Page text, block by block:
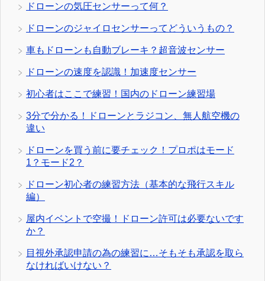
ドローンの気圧センサーって何？
ドローンのジャイロセンサーってどういうもの？
車もドローンも自動ブレーキ？超音波センサー
ドローンの速度を認識！加速度センサー
初心者はここで練習！国内のドローン練習場
3分で分かる！ドローンとラジコン、無人航空機の
違い
ドローンを買う前に要チェック！プロポはモード
1？モード2？
ドローン初心者の練習方法（基本的な飛行スキル
編）
屋内イベントで空撮！ドローン許可は必要ないです
か？
目視外承認申請の為の練習に…そもそも承認を取ら
なければいけない？